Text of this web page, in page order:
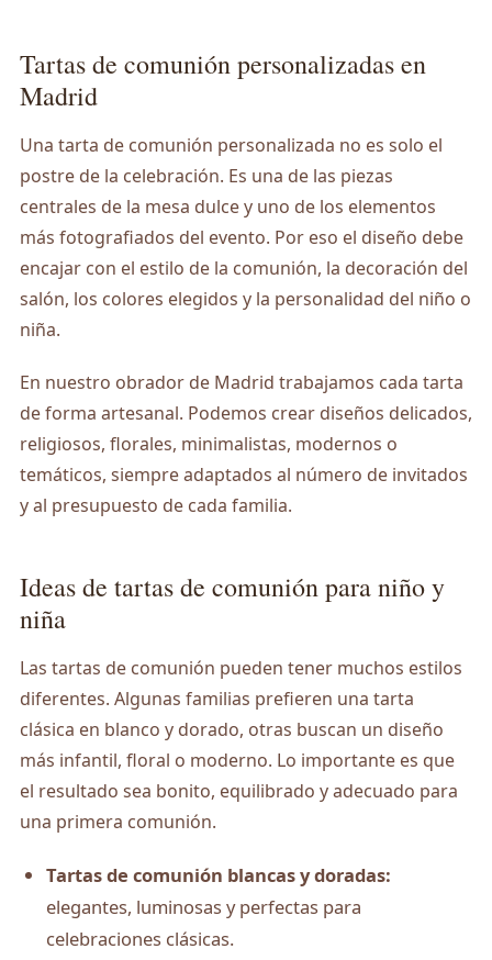
Tartas de comunión personalizadas en
Madrid
Una tarta de comunión personalizada no es solo el
postre de la celebración. Es una de las piezas
centrales de la mesa dulce y uno de los elementos
más fotografiados del evento. Por eso el diseño debe
encajar con el estilo de la comunión, la decoración del
salón, los colores elegidos y la personalidad del niño o
niña.
En nuestro obrador de Madrid trabajamos cada tarta
de forma artesanal. Podemos crear diseños delicados,
religiosos, florales, minimalistas, modernos o
temáticos, siempre adaptados al número de invitados
y al presupuesto de cada familia.
Ideas de tartas de comunión para niño y
niña
Las tartas de comunión pueden tener muchos estilos
diferentes. Algunas familias prefieren una tarta
clásica en blanco y dorado, otras buscan un diseño
más infantil, floral o moderno. Lo importante es que
el resultado sea bonito, equilibrado y adecuado para
una primera comunión.
Tartas de comunión blancas y doradas:
elegantes, luminosas y perfectas para
celebraciones clásicas.